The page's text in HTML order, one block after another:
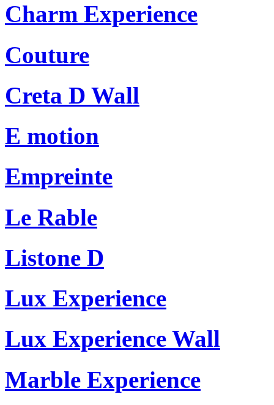
Charm Experience
Couture
Creta D Wall
E motion
Empreinte
Le Rable
Listone D
Lux Experience
Lux Experience Wall
Marble Experience